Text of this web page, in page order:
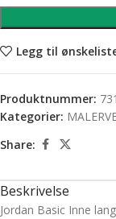
Legg til
Produktnummer:
Kategorier:
Share:
Beskrivelse
Jordan Basic Inne